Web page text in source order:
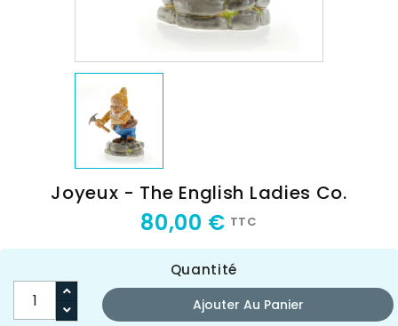
Joyeux - The English Ladies Co.
80,00 € TTC
Quantité
Ajouter Au Panier